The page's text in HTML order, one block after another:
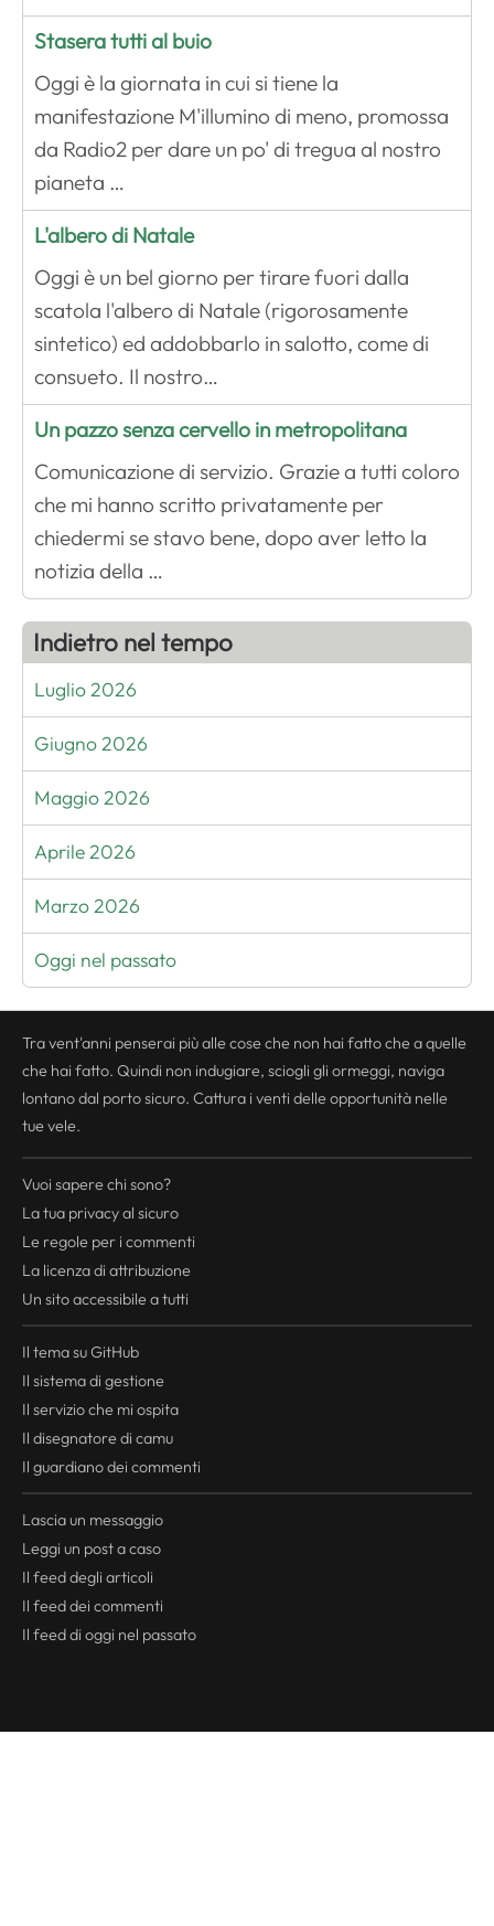
Stasera tutti al buio
Oggi è la giornata in cui si tiene la
manifestazione M'illumino di meno, promossa
da Radio2 per dare un po' di tregua al nostro
pianeta …
L'albero di Natale
Oggi è un bel giorno per tirare fuori dalla
scatola l'albero di Natale (rigorosamente
sintetico) ed addobbarlo in salotto, come di
consueto. Il nostro…
Un pazzo senza cervello in metropolitana
Comunicazione di servizio. Grazie a tutti coloro
che mi hanno scritto privatamente per
chiedermi se stavo bene, dopo aver letto la
notizia della …
Indietro nel tempo
Luglio 2026
Giugno 2026
Maggio 2026
Aprile 2026
Marzo 2026
Oggi nel passato
Tra vent'anni penserai più alle cose che non hai fatto che a quelle
che hai fatto. Quindi non indugiare, sciogli gli ormeggi, naviga
lontano dal porto sicuro. Cattura i venti delle opportunità nelle
tue vele.
Vuoi sapere chi sono?
La tua privacyal sicuro
Le regole per i commenti
La licenza di attribuzione
Un sito accessibile a tutti
Il tema su GitHub
Il sistema di gestione
Il servizio che mi ospita
Il disegnatore di camu
Il guardiano dei commenti
Lascia un messaggio
Leggi un post a caso
Il feeddegli articoli
Il feeddei commenti
Il feeddi oggi nel passato